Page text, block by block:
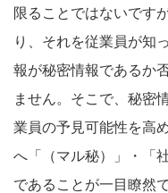
限ることではないです
り、それを従業員が知
報が秘密情報であるか
ません。そこで、秘密
業員の予見可能性を高
へ「（マル秘）」・「
であることが一目瞭然